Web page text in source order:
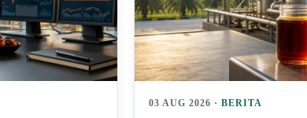
03 AUG 2026 ·BERITA